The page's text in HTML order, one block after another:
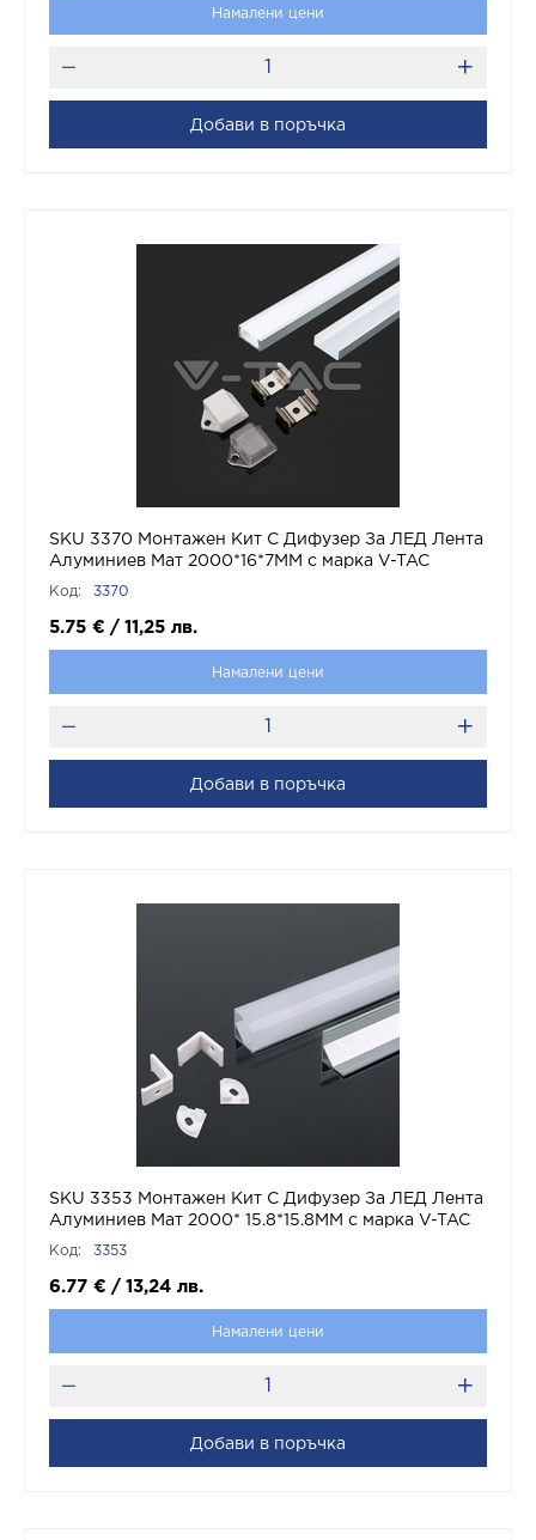
Намалени цени
Добави в поръчка
SKU 3370 Монтажен Kит С Дифузер За ЛЕД Лента
Алуминиев Мат 2000*16*7ММ с марка V-TAC
Код: 3370
5.75 € / 11,25 лв.
Намалени цени
Добави в поръчка
SKU 3353 Монтажен Kит С Дифузер За ЛЕД Лента
Алуминиев Мат 2000* 15.8*15.8MM с марка V-TAC
Код: 3353
6.77 € / 13,24 лв.
Намалени цени
Добави в поръчка